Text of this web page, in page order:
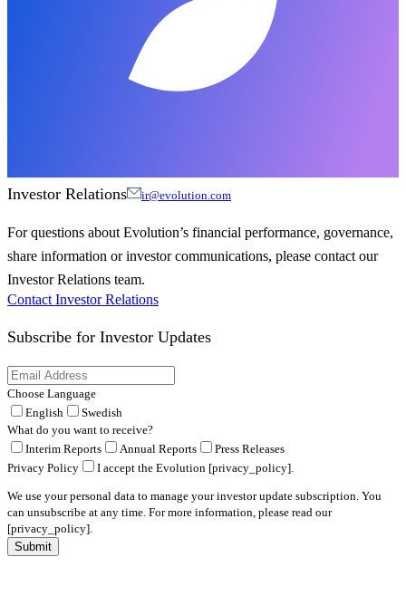
Investor Relations ir@evolution.com
For questions about Evolution’s financial performance, governance,
share information or investor communications, please contact our
Investor Relations team.
Contact Investor Relations
Subscribe for Investor Updates
Choose Language
English
Swedish
What do you want to receive?
Interim Reports
Annual Reports
Press Releases
Privacy Policy
I accept the Evolution [privacy_policy].
We use your personal data to manage your investor update subscription. You
can unsubscribe at any time. For more information, please read our
[privacy_policy].
Submit